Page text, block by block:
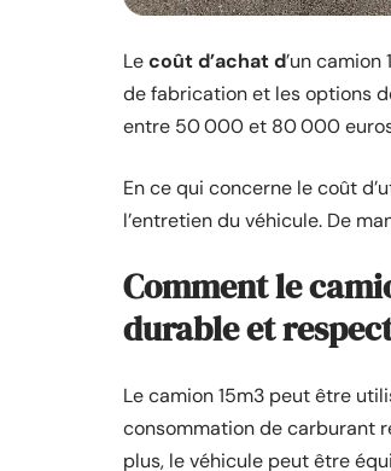
Lecoût d’achat d’un
de fabrication et les options
entre 50 000 et 80 000
En ce qui concerne le coût
l’entretien du véhicule. De
Comment le
durable et
Le camion 15m3 peut être
consommation de carburant
plus, le véhicule peut être